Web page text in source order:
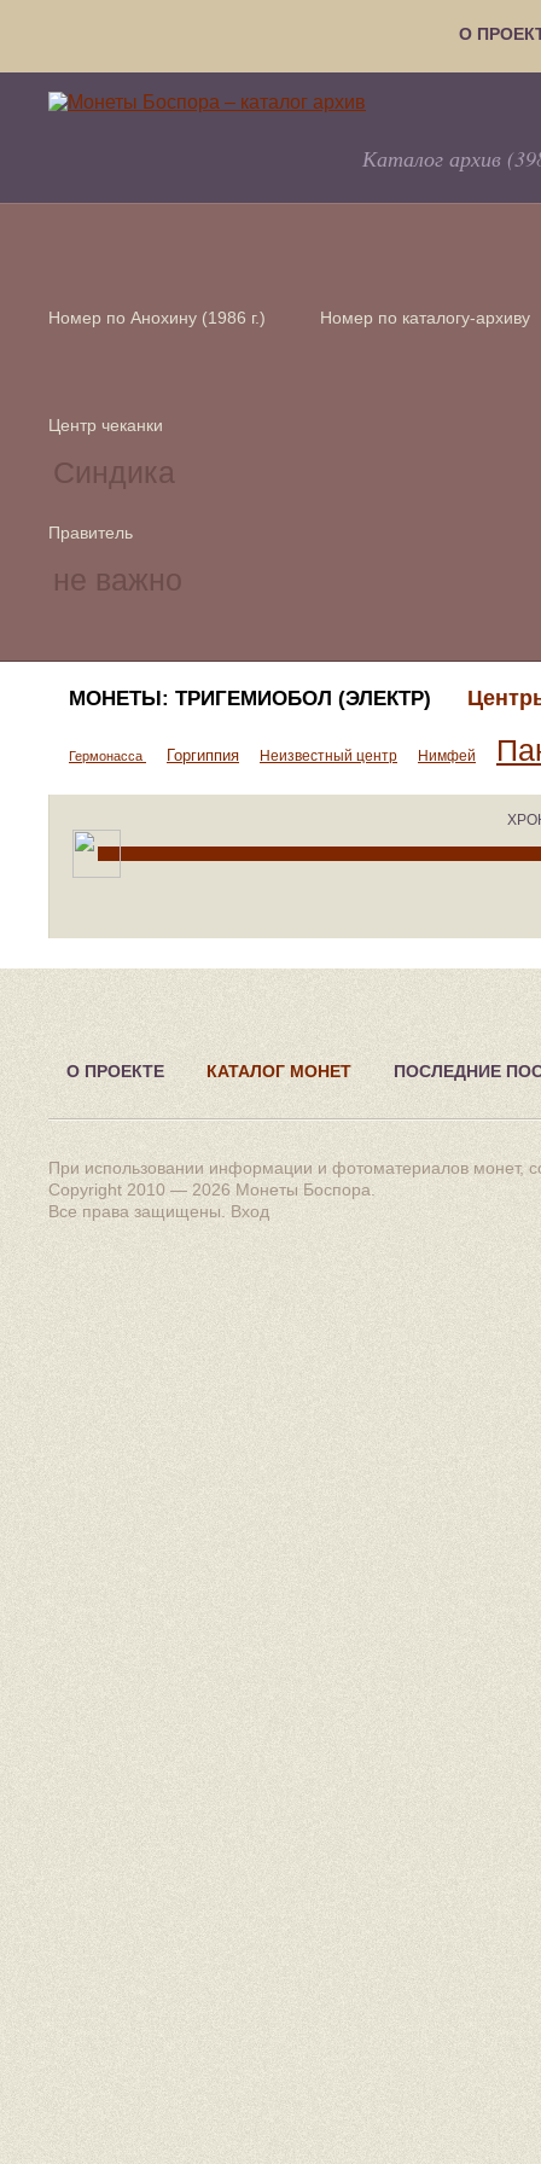
О
Каталог архив
Номер по Анохину (1986 г.) Номер по каталогу-архиву
Центр чеканки
Правитель
МОНЕТЫ: ТРИГЕМИОБОЛ (ЭЛЕКТР)
Гермонасса Горгиппия Неизвестный центр Нимфей
О ПРОЕКТЕ КАТАЛОГ МОНЕТ ПОСЛЕДНИЕ
При использовании информации и фотоматериалов монет,
Copyright 2010 — 2026 Монеты Боспора
Все права защищены. Вход